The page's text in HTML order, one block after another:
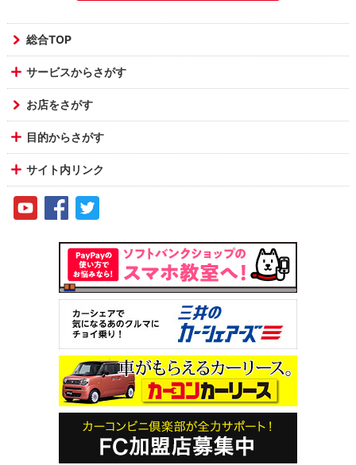
総合TOP
サービスからさがす
お店をさがす
目的からさがす
サイト内リンク